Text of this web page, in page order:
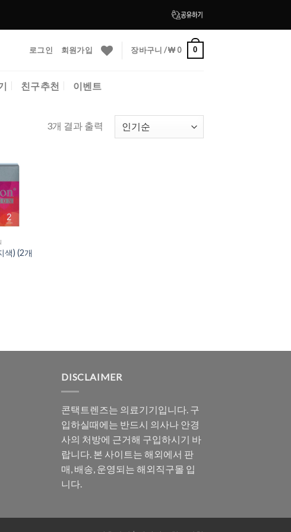
로그인 회원가입 장바구니 /₩0 0
친구추천 이벤트
3개 결과 출력
Add to
Wishlist
색) (2개
DISCLAIMER
콘택트렌즈는 의료기기입니다. 구
입하실때에는 반드시 의사나 안경
사의 처방에 근거해 구입하시기 바
랍니다. 본 사이트는 해외에서 판
매, 배송, 운영되는 해외직구몰 입
니다.